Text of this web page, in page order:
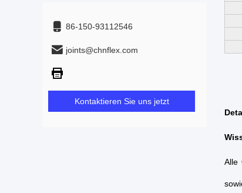
86-150-93112546
joints@chnflex.com
Kontaktieren Sie uns jetzt
Alle